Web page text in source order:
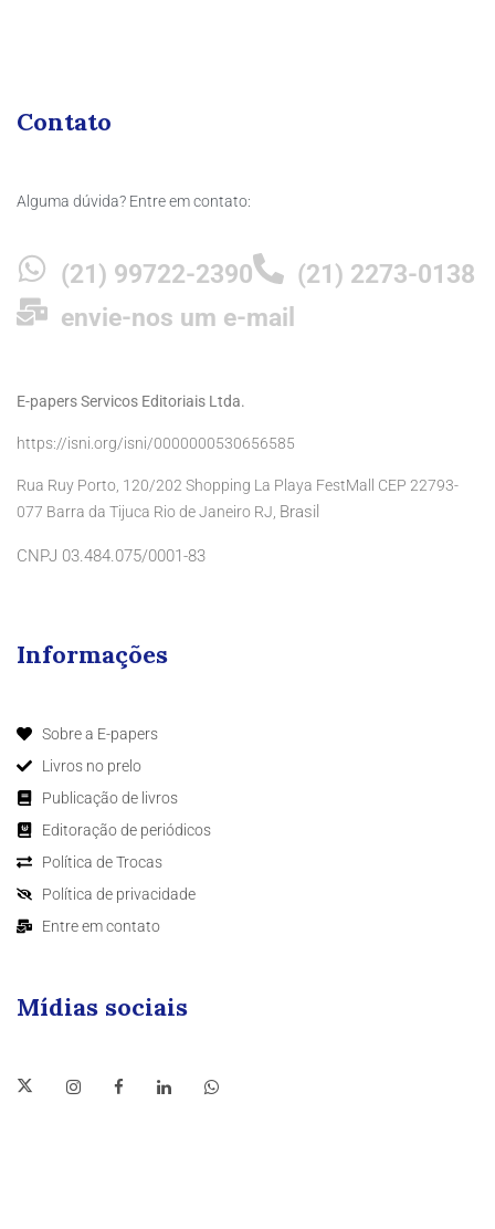
Contato
Alguma dúvida? Entre em contato:
(21) 99722-2390
(21) 2273-0138
envie-nos um e-mail
E-papers Servicos Editoriais Ltda.
https://isni.org/isni/0000000530656585
Rua Ruy Porto, 120/202 Shopping La Playa FestMall CEP 22793-
077 Barra da Tijuca Rio de Janeiro RJ, Brasil
CNPJ 03.484.075/0001-83
Informações
Sobre a E-papers
Livros no prelo
Publicação de livros
Editoração de periódicos
Política de Trocas
Política de privacidade
Entre em contato
Mídias sociais